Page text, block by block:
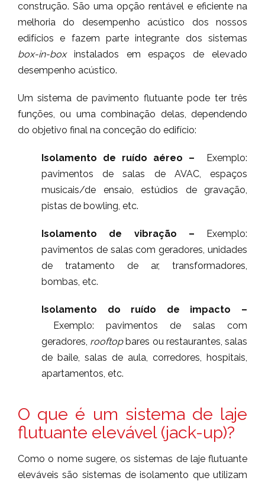
construção. São uma opção rentável e eficiente na
melhoria do desempenho acústico dos nossos
edifícios e fazem parte integrante dos sistemas
box-in-boxinstalados em espaços de elevado
desempenho acústico.
Um sistema de pavimento flutuante pode ter três
funções, ou uma combinação delas, dependendo
do objetivo final na conceção do edifício:
Isolamento de ruído aéreo –
Exemplo:
pavimentos de salas de AVAC, espaços
musicais/de ensaio, estúdios de gravação,
pistas de bowling, etc.
Isolamento de vibração – Exemplo:
pavimentos de salas com geradores, unidades
de tratamento de ar, transformadores,
bombas, etc.
Isolamento do ruído de impacto –
Exemplo: pavimentos de salas com
geradores, rooftopbares ou restaurantes, salas
de baile, salas de aula, corredores, hospitais,
apartamentos, etc.
O que é um sistema de laje
flutuante elevável (jack-up)?
Como o nome sugere, os sistemas de laje flutuante
eleváveis são sistemas de isolamento que utilizam